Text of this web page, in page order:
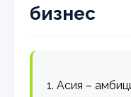
бизнес
1. Асия –